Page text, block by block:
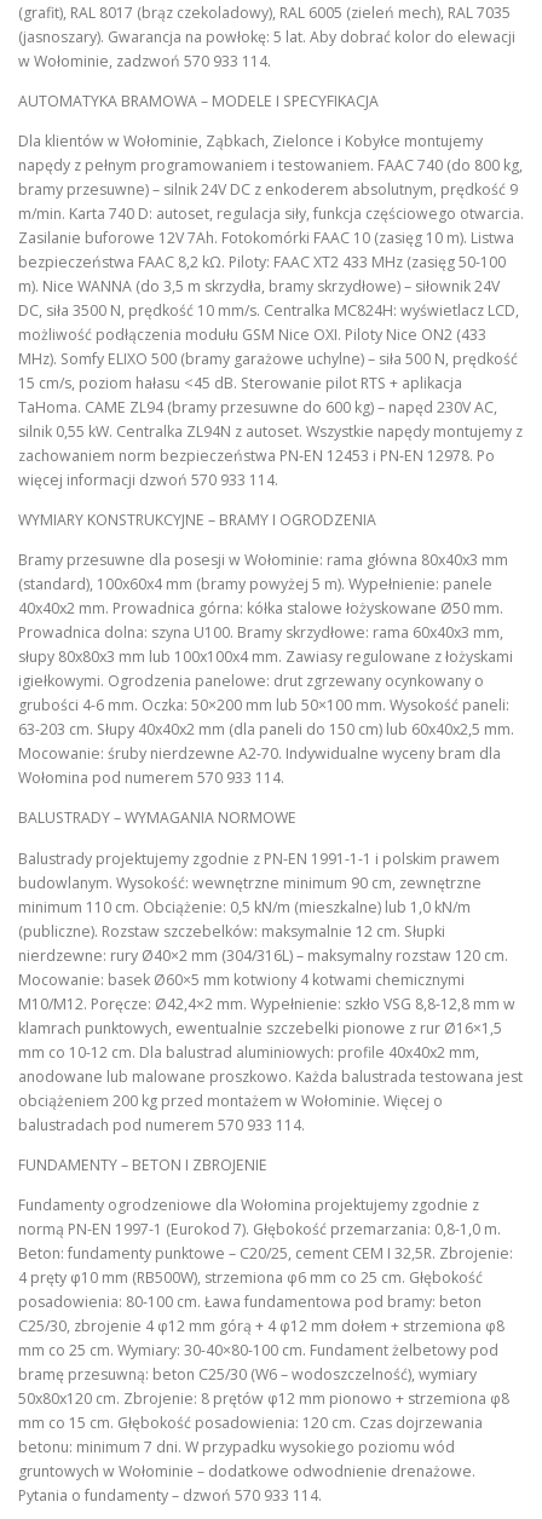
(grafit), RAL 8017 (brąz czekoladowy), RAL 6005 (zieleń mech), RAL 7035
(jasnoszary). Gwarancja na powłokę: 5 lat. Aby dobrać kolor do elewacji
w Wołominie, zadzwoń 570 933 114.
AUTOMATYKA BRAMOWA – MODELE I SPECYFIKACJA
Dla klientów w Wołominie, Ząbkach, Zielonce i Kobyłce montujemy
napędy z pełnym programowaniem i testowaniem. FAAC 740 (do 800 kg,
bramy przesuwne) – silnik 24V DC z enkoderem absolutnym, prędkość 9
m/min. Karta 740 D: autoset, regulacja siły, funkcja częściowego otwarcia.
Zasilanie buforowe 12V 7Ah. Fotokomórki FAAC 10 (zasięg 10 m). Listwa
bezpieczeństwa FAAC 8,2 kΩ. Piloty: FAAC XT2 433 MHz (zasięg 50-100
m). Nice WANNA (do 3,5 m skrzydła, bramy skrzydłowe) – siłownik 24V
DC, siła 3500 N, prędkość 10 mm/s. Centralka MC824H: wyświetlacz LCD,
możliwość podłączenia modułu GSM Nice OXI. Piloty Nice ON2 (433
MHz). Somfy ELIXO 500 (bramy garażowe uchylne) – siła 500 N, prędkość
15 cm/s, poziom hałasu <45 dB. Sterowanie pilot RTS + aplikacja
TaHoma. CAME ZL94 (bramy przesuwne do 600 kg) – napęd 230V AC,
silnik 0,55 kW. Centralka ZL94N z autoset. Wszystkie napędy montujemy z
zachowaniem norm bezpieczeństwa PN-EN 12453 i PN-EN 12978. Po
więcej informacji dzwoń 570 933 114.
WYMIARY KONSTRUKCYJNE – BRAMY I OGRODZENIA
Bramy przesuwne dla posesji w Wołominie: rama główna 80x40x3 mm
(standard), 100x60x4 mm (bramy powyżej 5 m). Wypełnienie: panele
40x40x2 mm. Prowadnica górna: kółka stalowe łożyskowane Ø50 mm.
Prowadnica dolna: szyna U100. Bramy skrzydłowe: rama 60x40x3 mm,
słupy 80x80x3 mm lub 100x100x4 mm. Zawiasy regulowane z łożyskami
igiełkowymi. Ogrodzenia panelowe: drut zgrzewany ocynkowany o
grubości 4-6 mm. Oczka: 50×200 mm lub 50×100 mm. Wysokość paneli:
63-203 cm. Słupy 40x40x2 mm (dla paneli do 150 cm) lub 60x40x2,5 mm.
Mocowanie: śruby nierdzewne A2-70. Indywidualne wyceny bram dla
Wołomina pod numerem 570 933 114.
BALUSTRADY – WYMAGANIA NORMOWE
Balustrady projektujemy zgodnie z PN-EN 1991-1-1 i polskim prawem
budowlanym. Wysokość: wewnętrzne minimum 90 cm, zewnętrzne
minimum 110 cm. Obciążenie: 0,5 kN/m (mieszkalne) lub 1,0 kN/m
(publiczne). Rozstaw szczebelków: maksymalnie 12 cm. Słupki
nierdzewne: rury Ø40×2 mm (304/316L) – maksymalny rozstaw 120 cm.
Mocowanie: basek Ø60×5 mm kotwiony 4 kotwami chemicznymi
M10/M12. Poręcze: Ø42,4×2 mm. Wypełnienie: szkło VSG 8,8-12,8 mm w
klamrach punktowych, ewentualnie szczebelki pionowe z rur Ø16×1,5
mm co 10-12 cm. Dla balustrad aluminiowych: profile 40x40x2 mm,
anodowane lub malowane proszkowo. Każda balustrada testowana jest
obciążeniem 200 kg przed montażem w Wołominie. Więcej o
balustradach pod numerem 570 933 114.
FUNDAMENTY – BETON I ZBROJENIE
Fundamenty ogrodzeniowe dla Wołomina projektujemy zgodnie z
normą PN-EN 1997-1 (Eurokod 7). Głębokość przemarzania: 0,8-1,0 m.
Beton: fundamenty punktowe – C20/25, cement CEM I 32,5R. Zbrojenie:
4 pręty φ10 mm (RB500W), strzemiona φ6 mm co 25 cm. Głębokość
posadowienia: 80-100 cm. Ława fundamentowa pod bramy: beton
C25/30, zbrojenie 4 φ12 mm górą + 4 φ12 mm dołem + strzemiona φ8
mm co 25 cm. Wymiary: 30-40×80-100 cm. Fundament żelbetowy pod
bramę przesuwną: beton C25/30 (W6 – wodoszczelność), wymiary
50x80x120 cm. Zbrojenie: 8 prętów φ12 mm pionowo + strzemiona φ8
mm co 15 cm. Głębokość posadowienia: 120 cm. Czas dojrzewania
betonu: minimum 7 dni. W przypadku wysokiego poziomu wód
gruntowych w Wołominie – dodatkowe odwodnienie drenażowe.
Pytania o fundamenty – dzwoń 570 933 114.